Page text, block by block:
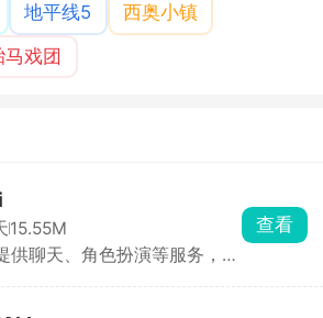
地平线5
西奥小镇
马戏团
15.55M
供聊天、角色扮演等服务，在
查看